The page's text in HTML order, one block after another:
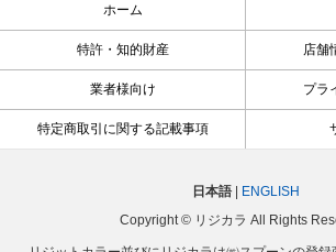
ホーム
特許・知的財産 店舗
業者様向け プラ
特定商取引に関する記載事項
日本語 | ENGLISH
Copyright © リジカラ All Rights